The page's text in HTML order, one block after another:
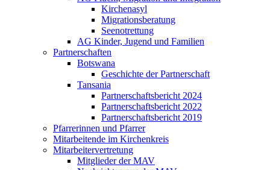
Kirchenasyl
Migrationsberatung
Seenotrettung
AG Kinder, Jugend und Familien
Partnerschaften
Botswana
Geschichte der Partnerschaft
Tansania
Partnerschaftsbericht 2024
Partnerschaftsbericht 2022
Partnerschaftsbericht 2019
Pfarrerinnen und Pfarrer
Mitarbeitende im Kirchenkreis
Mitarbeitervertretung
Mitglieder der MAV